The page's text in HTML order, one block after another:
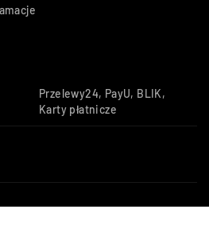
Przelewy24, PayU, BLIK,
Karty płatnicze